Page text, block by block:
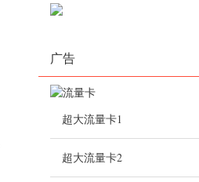
广告
超大流量卡1
超大流量卡2